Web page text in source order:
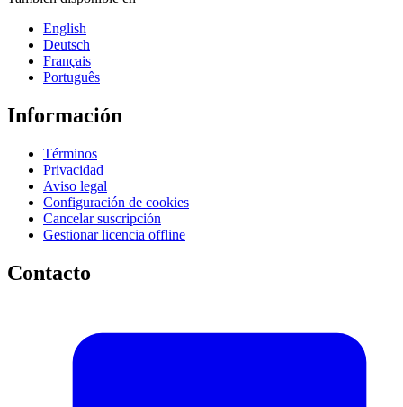
English
Deutsch
Français
Português
Información
Términos
Privacidad
Aviso legal
Configuración de cookies
Cancelar suscripción
Gestionar licencia offline
Contacto